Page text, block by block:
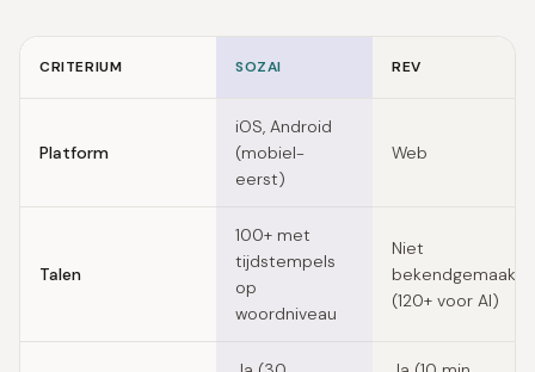
CRITERIUM SOZAI REV
Platform
iOS, Android
(mobiel-
eerst)
Web
Talen
100+ met
tijdstempels
op
woordniveau
Niet
bekendgemaakt
(120+ voor AI)